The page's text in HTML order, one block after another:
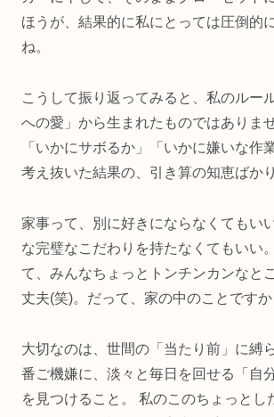
ほうが、結果的に私にとっては圧倒的
ね。
こうして振り返ってみると、私のルー
への愛」から生まれたものではありま
「いかにサボるか」「いかに嫌いな作
考え抜いた結果の、引き算の知恵ばか
家事って、別に好きにならなくてもい
な完璧なこだわりを持たなくてもいい
て、みんなちょっとトンチンカンなと
丈夫(笑)。だって、家の中のことですか
大切なのは、世間の「当たり前」に縛
番ご機嫌に、淡々と毎日を回せる「自
を見つけること。 私のこのちょっとし